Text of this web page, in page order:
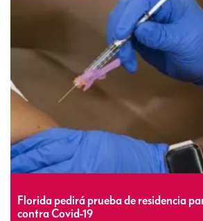
Florida pedirá prueba de residencia
contra Covid-19